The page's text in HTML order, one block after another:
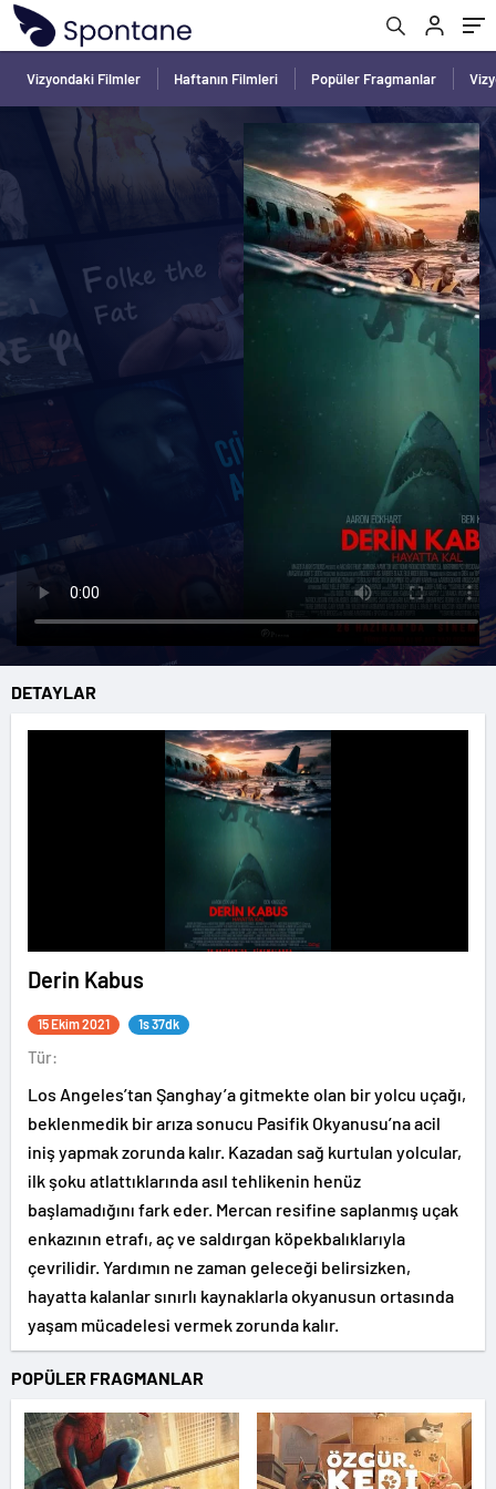
Vizyondaki Filmler Haftanın Filmleri Popüler Fragmanlar
DETAYLAR
Derin Kabus
15 Ekim 2021 1s 37dk
Tür:
Los Angeles’tan Şanghay’a gitmekte olan bir yolcu uçağı,
beklenmedik bir arıza sonucu Pasifik Okyanusu’na acil
iniş yapmak zorunda kalır. Kazadan sağ kurtulan yolcular,
ilk şoku atlattıklarında asıl tehlikenin henüz
başlamadığını fark eder. Mercan resifine saplanmış uçak
enkazının etrafı, aç ve saldırgan köpekbalıklarıyla
çevrilidir. Yardımın ne zaman geleceği belirsizken,
hayatta kalanlar sınırlı kaynaklarla okyanusun ortasında
yaşam mücadelesi vermek zorunda kalır.
POPÜLER FRAGMANLAR